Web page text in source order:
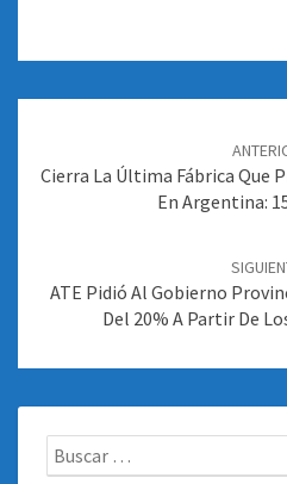
entradas
Cierra La Última Fábrica Que
En Argentina:
ATE Pidió Al Gobierno
Del 20% A Partir De
Buscar: